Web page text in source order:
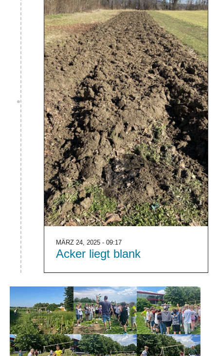
MÄRZ 24, 2025 - 09:17
Acker liegt blank
Show larger versionShow larger versionShow larger version
Show larger versionShow larger versionShow larger version